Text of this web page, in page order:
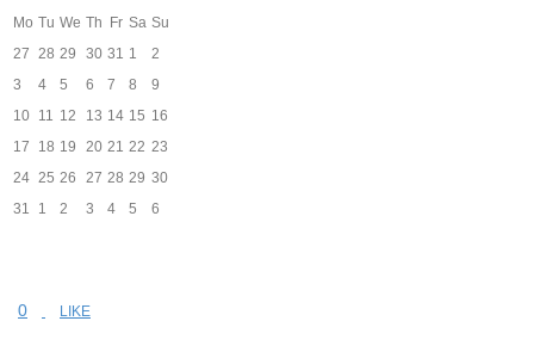
Mo Tu We Th Fr Sa Su
27 28 29 30 31 1
2
3
4 5 6 7 8
9
10 11 12 13 14 15 16
17
18 19 20 21 22 23
24 25 26 27 28 29 30
31
1 2 3 4 5 6
0 LIKE